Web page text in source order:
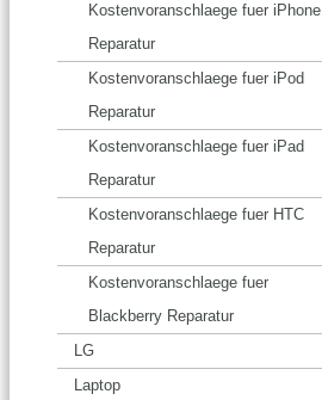
Kostenvoranschlaege fuer iPhone
Reparatur
Kostenvoranschlaege fuer iPod
Reparatur
Kostenvoranschlaege fuer iPad
Reparatur
Kostenvoranschlaege fuer HTC
Reparatur
Kostenvoranschlaege fuer
Blackberry Reparatur
LG
Laptop